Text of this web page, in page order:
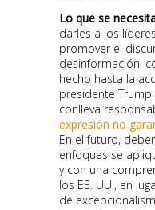
Lo que se
darles a los
promover el
desinformación,
hecho hasta la
presidente
conlleva
expresión no
En el futuro,
enfoques se
y con una
los EE. UU., en
de